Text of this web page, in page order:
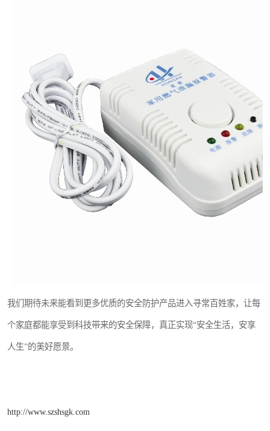
我们期待未来能看到更多优质的安全防护产品进入寻常百姓家，让每
个家庭都能享受到科技带来的安全保障，真正实现“安全生活，安享
人生”的美好愿景。
http://www.szshsgk.com